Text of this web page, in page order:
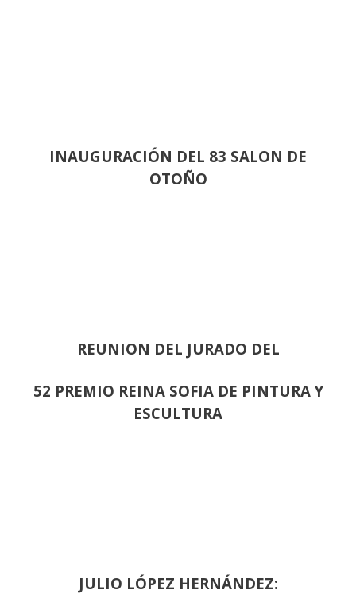
INAUGURACIÓN DEL 83 SALON DE
OTOÑO
REUNION DEL JURADO DEL
52 PREMIO REINA SOFIA DE PINTURA Y
ESCULTURA
JULIO LÓPEZ HERNÁNDEZ: